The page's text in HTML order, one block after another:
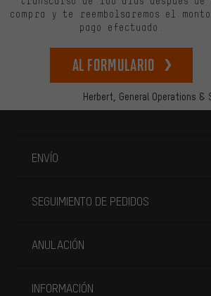
Herbert, General Operations &
compra y te reembolsaremos el
pago efectuado.
Al formulario
ENVÍO
SEGUIMIENTO DE PEDIDOS
ANULACIÓN
INFORMACIÓN